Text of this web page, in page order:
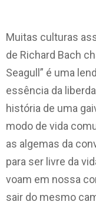
Muitas culturas
de Richard Bach
Seagull” é uma
essência da
história de uma
modo de vida
as algemas da
para ser livre da
voam em nossa
sair do mesmo